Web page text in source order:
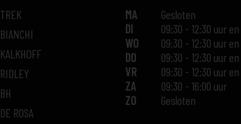
TREK
BIANCHI
KALKHOFF
RIDLEY
BH
DE ROSA
MA
Gesloten
DI
09:30 - 12:30 uur en
WO
09:30 - 12:30 uur en
DO
09:30 - 12:30 uur en
VR
09:30 - 12:30 uur en
ZA
09:30 - 16:00 uur
ZO
Gesloten